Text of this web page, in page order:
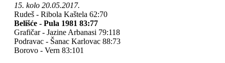
15. kolo 20.05.2017.
Rudeš - Ribola Kaštela 62:70
Belišće - Pula 1981 83:77
Grafičar - Jazine Arbanasi 79:118
Podravac - Šanac Karlovac 88:73
Borovo - Vern 83:101